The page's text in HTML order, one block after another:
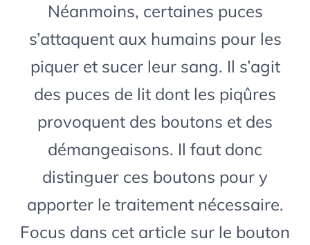
Néanmoins, certaines puces
s’attaquent aux humains pour les
piquer et sucer leur sang. Il s’agit
des puces de lit dont les piqûres
provoquent des boutons et des
démangeaisons. Il faut donc
distinguer ces boutons pour y
apporter le traitement nécessaire.
Focus dans cet article sur le bouton